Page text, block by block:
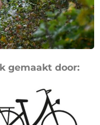
gemaakt door: